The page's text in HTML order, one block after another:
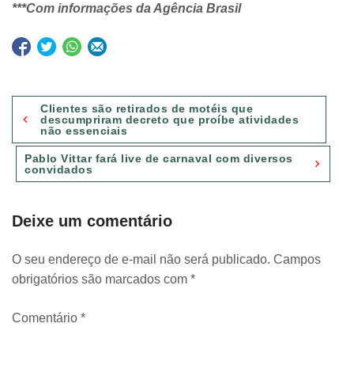
***Com informações da Agência Brasil
Navegação
de
Post
Clientes são retirados de motéis que
descumpriram decreto que proíbe atividades
não essenciais
Pablo Vittar fará live de carnaval com diversos
convidados
Deixe um comentário
O seu endereço de e-mail não será publicado. Campos
obrigatórios são marcados com *
Comentário *